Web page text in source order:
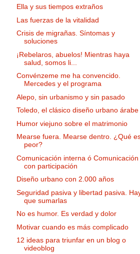
Ella y sus tiempos extraños
Las fuerzas de la vitalidad
Crisis de migrañas. Síntomas y
soluciones
¡Rebelaros, abuelos! Mientras haya
salud, somos li...
Convénzeme me ha convencido.
Mercedes y el programa
Alepo, sin urbanismo y sin pasado
Toledo, el clásico diseño urbano árabe
Humor viejuno sobre el matrimonio
Mearse fuera. Mearse dentro. ¿Qué
peor?
Comunicación interna ó Comunicación
con participación
Diseño urbano con 2.000 años
Seguridad pasiva y libertad pasiva.
que sumarlas
No es humor. Es verdad y dolor
Motivar cuando es más complicado
12 ideas para triunfar en un blog o
videoblog